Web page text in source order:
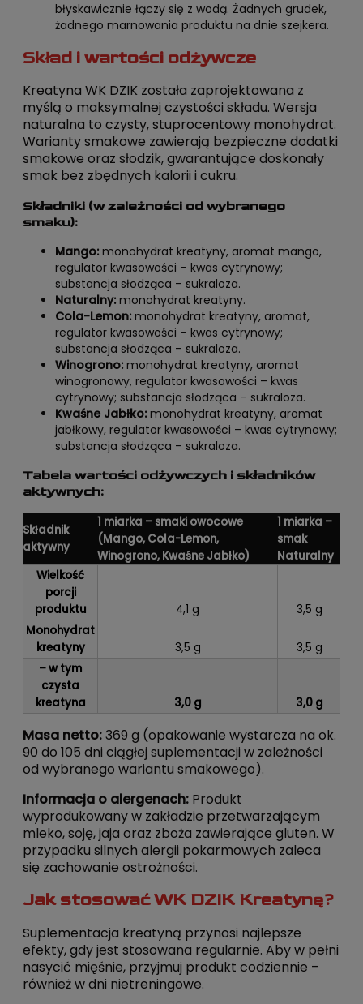
błyskawicznie łączy się z wodą. Żadnych grudek,
żadnego marnowania produktu na dnie szejkera.
Skład i wartości odżywcze
Kreatyna WK DZIK została zaprojektowana z
myślą o maksymalnej czystości składu. Wersja
naturalna to czysty, stuprocentowy monohydrat.
Warianty smakowe zawierają bezpieczne dodatki
smakowe oraz słodzik, gwarantujące doskonały
smak bez zbędnych kalorii i cukru.
Składniki (w zależności od wybranego
smaku):
Mango: monohydrat kreatyny, aromat mango,
regulator kwasowości – kwas cytrynowy;
substancja słodząca – sukraloza.
Naturalny: monohydrat kreatyny.
Cola-Lemon: monohydrat kreatyny, aromat,
regulator kwasowości – kwas cytrynowy;
substancja słodząca – sukraloza.
Winogrono: monohydrat kreatyny, aromat
winogronowy, regulator kwasowości – kwas
cytrynowy; substancja słodząca – sukraloza.
Kwaśne Jabłko: monohydrat kreatyny, aromat
jabłkowy, regulator kwasowości – kwas cytrynowy;
substancja słodząca – sukraloza.
Tabela wartości odżywczych i składników
aktywnych:
Składnik
aktywny
1 miarka – smaki owocowe
(Mango, Cola-Lemon,
Winogrono, Kwaśne Jabłko)
1 miarka –
smak
Naturalny
Wielkość
porcji
produktu
4,1 g
3,5 g
Monohydrat
kreatyny
3,5 g
3,5 g
– w tym
czysta
kreatyna
3,0 g 3,0 g
Masa netto:369 g (opakowanie wystarcza na ok.
90 do 105 dni ciągłej suplementacji w zależności
od wybranego wariantu smakowego).
Informacja o alergenach: Produkt
wyprodukowany w zakładzie przetwarzającym
mleko, soję, jaja oraz zboża zawierające gluten. W
przypadku silnych alergii pokarmowych zaleca
się zachowanie ostrożności.
Jak stosować WK DZIK Kreatynę?
Suplementacja kreatyną przynosi najlepsze
efekty, gdy jest stosowana regularnie. Aby w pełni
nasycić mięśnie, przyjmuj produkt codziennie –
również w dni nietreningowe.